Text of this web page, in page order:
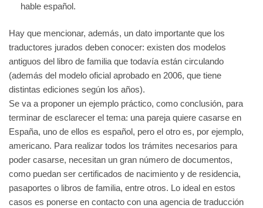
hable español.
Hay que mencionar, además, un dato importante que los
traductores jurados deben conocer: existen dos modelos
antiguos del libro de familia que todavía están circulando
(además del modelo oficial aprobado en 2006, que tiene
distintas ediciones según los años).
Se va a proponer un ejemplo práctico, como conclusión, para
terminar de esclarecer el tema: una pareja quiere casarse en
España, uno de ellos es español, pero el otro es, por ejemplo,
americano. Para realizar todos los trámites necesarios para
poder casarse, necesitan un gran número de documentos,
como puedan ser certificados de nacimiento y de residencia,
pasaportes o libros de familia, entre otros. Lo ideal en estos
casos es ponerse en contacto con una agencia de traducción